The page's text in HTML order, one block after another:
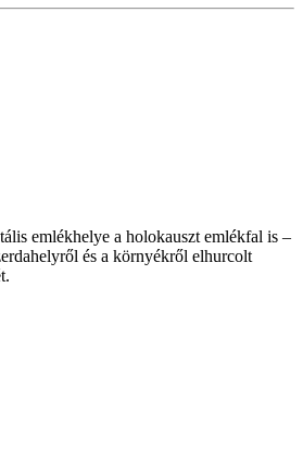
emlékhelye a holokauszt emlékfal is –
és a környékről elhurcolt